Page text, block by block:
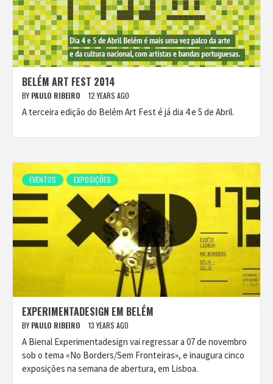
BELÉM ART FEST 2014
BY PAULO RIBEIRO 12 YEARS AGO
A terceira edição do Belém Art Fest é já dia 4 e 5 de Abril.
EVENTOS EXPOSIÇÕES
EXPERIMENTADESIGN EM BELÉM
BY PAULO RIBEIRO 13 YEARS AGO
A Bienal Experimentadesign vai regressar a 07 de novembro
sob o tema «No Borders/Sem Fronteiras», e inaugura cinco
exposições na semana de abertura, em Lisboa.